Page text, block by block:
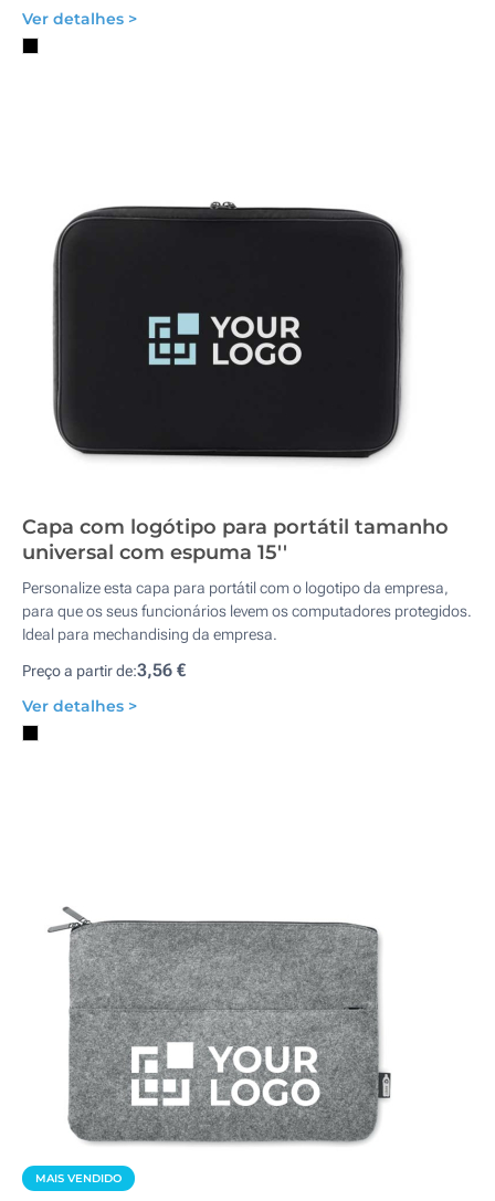
Ver detalhes >
Capa com logótipo para portátil tamanho
universal com espuma 15''
Personalize esta capa para portátil com o logotipo da empresa,
para que os seus funcionários levem os computadores protegidos.
Ideal para mechandising da empresa.
Preço a partir de:3,56 €
Ver detalhes >
MAIS VENDIDO